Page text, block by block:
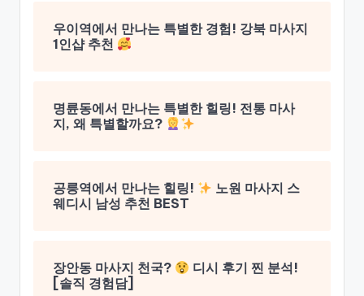
우이역에서 만나는 특별한 경험! 강북 마사지
1인샵 추천
명륜동에서 만나는 특별한 힐링! 전통 마사
지, 왜 특별할까요?
공릉역에서 만나는 힐링!
노원 마사지 스
웨디시 남성 추천 BEST
장안동 마사지 천국?
디시 후기 찐 분석!
[솔직 경험담]